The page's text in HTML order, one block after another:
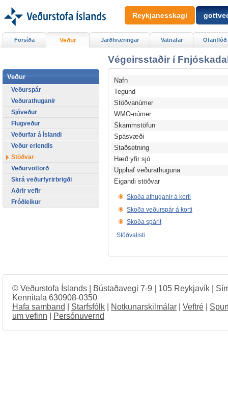
Végeirsstaðir í
Nafn
Tegund
Stöðvanúmer
WMO-númer
Skammstöfun
Spásvæði
Staðsetning
Hæð yfir sjó
Upphaf veðurathuguna
Eigandi stöðvar
Skoða athuganir á korti
Skoða veðurspár á korti
Skoða spárit
Stöðvalisti
Forsíða Veður Jarðhræringar Vatnafar Ofanflóð
Veður
Veðurspár
Veðurathuganir
Sjóveður
Flugveður
Veðurfar á Íslandi
Veður erlendis
Stöðvar
Veðurvottorð
Skrá veðurfyrirbrigði
Aðrir vefir
Fróðleikur
Reykjanesskagi
© Veðurstofa Íslands | Bústaðavegi 7-9 | 105 Reykjavík |
Kennitala 630908-0350
Hafa samband
Starfsfólk Notkunarskilmálar Veftré
um vefinn
Persónuvernd